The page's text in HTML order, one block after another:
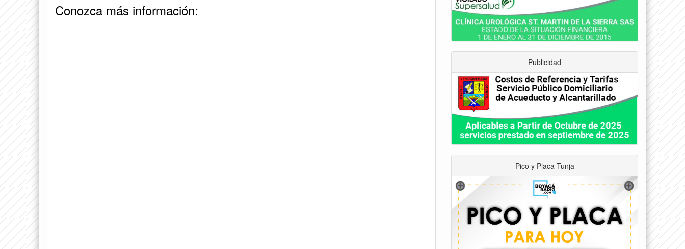
Conozca más información:
Publicidad
Pico y Placa Tunja